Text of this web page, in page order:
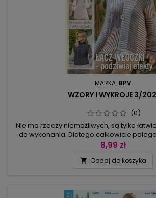
MARKA: BPV
WZORY I WYKROJE 3/
(0)
Nie ma rzeczy niemożliwych, są tylko
do wykonania. Dlatego całkowicie
umiejętnościach dziewiarskich,
tych, którym znudziło się przerabianie
8,99 zł
 Dodaj do koszyka